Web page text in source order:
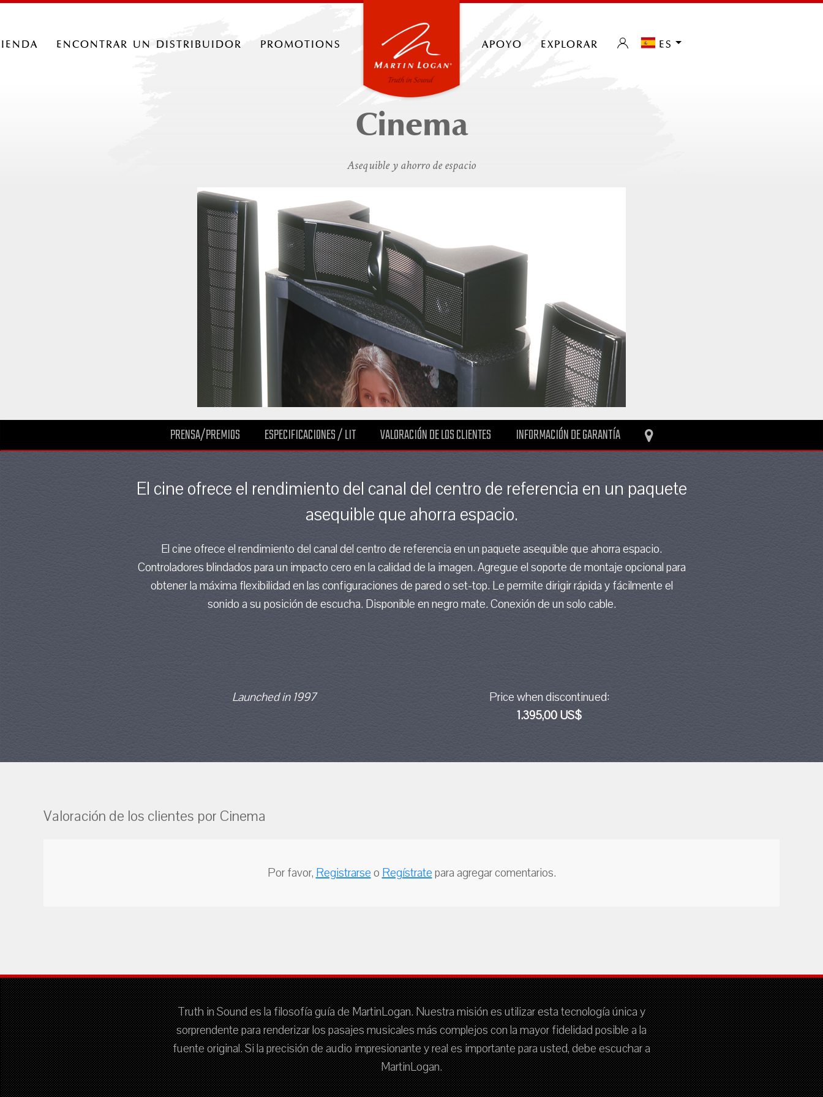
encontrar un distribuidor promotions apoyo explorar es
Cinema
Asequible y ahorro de espacio
PRENSA/PREMIOS ESPECIFICACIONES / LIT VALORACIÓN DE LOS CLIENTES INFORMACIÓN DE GARANTÍA
El cine ofrece el rendimiento del canal del centro de referencia en un paquete
asequible que ahorra espacio.
El cine ofrece el rendimiento del canal del centro de referencia en un paquete asequible que ahorra espacio.
Controladores blindados para un impacto cero en la calidad de la imagen. Agregue el soporte de montaje opcional para
obtener la máxima flexibilidad en las configuraciones de pared o set-top. Le permite dirigir rápida y fácilmente el
sonido a su posición de escucha. Disponible en negro mate. Conexión de un solo cable.
Launched in 1997
Price when discontinued:
1.395,00 US$
Valoración de los clientes por Cinema
Por favor, Registrarseo Regístratepara agregar comentarios.
Truth in Sound es la filosofía guía de MartinLogan. Nuestra misión es utilizar esta tecnología única y
sorprendente para renderizar los pasajes musicales más complejos con la mayor fidelidad posible a la
fuente original. Si la precisión de audio impresionante y real es importante para usted, debe escuchar a
MartinLogan.